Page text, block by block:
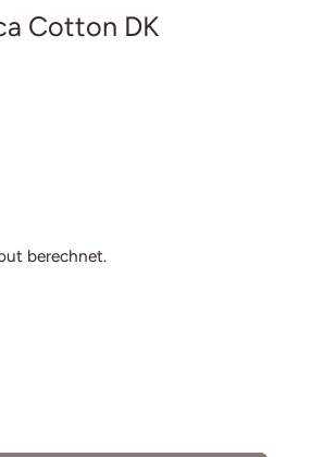
Cotton DK
berechnet.